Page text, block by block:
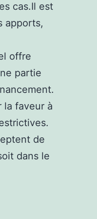
cas.Il est
apports,
offre
partie
la faveur à
de
dans le